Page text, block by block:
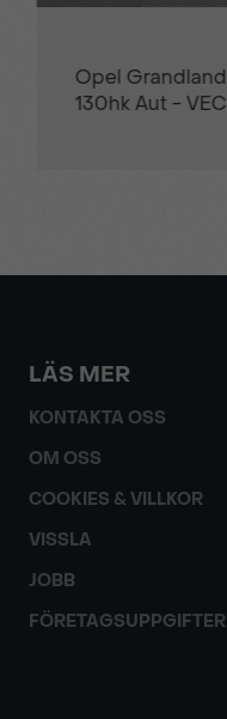
1.2 Turbo
LÄS MER
KONTAKTA OSS
OM OSS
COOKIES & VILLKOR
VISSLA
JOBB
FÖRETAGSUPPGIFTER